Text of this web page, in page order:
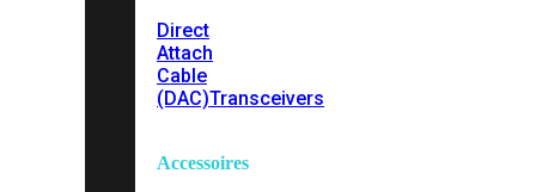
Direct
Attach
Cable
(DAC)Transceivers
Accessoires